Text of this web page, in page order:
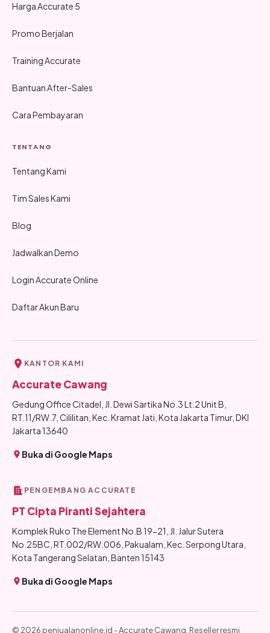
Harga Accurate 5
Promo Berjalan
Training Accurate
Bantuan After-Sales
Cara Pembayaran
TENTANG
Tentang Kami
Tim Sales Kami
Blog
Jadwalkan Demo
Login Accurate Online
Daftar Akun Baru
KANTOR KAMI
Accurate Cawang
Gedung Office Citadel, Jl. Dewi Sartika No.3 Lt.2 Unit B,
RT.11/RW.7, Cililitan, Kec. Kramat Jati, Kota Jakarta Timur, DKI
Jakarta 13640
Buka di Google Maps
PENGEMBANG ACCURATE
PT Cipta Piranti Sejahtera
Komplek Ruko The Element No.B 19-21, Jl. Jalur Sutera
No.25BC, RT.002/RW.006, Pakualam, Kec. Serpong Utara,
Kota Tangerang Selatan, Banten 15143
Buka di Google Maps
© 2026 penjualanonline.id - Accurate Cawang. Reseller resmi